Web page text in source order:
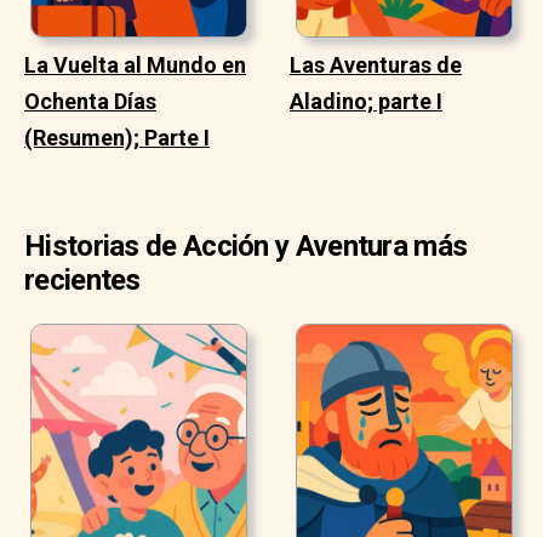
La Vuelta al Mundo en
Ochenta Días
(Resumen); Parte I
Las Aventuras de
Aladino; parte I
Historias de Acción y Aventura más
recientes